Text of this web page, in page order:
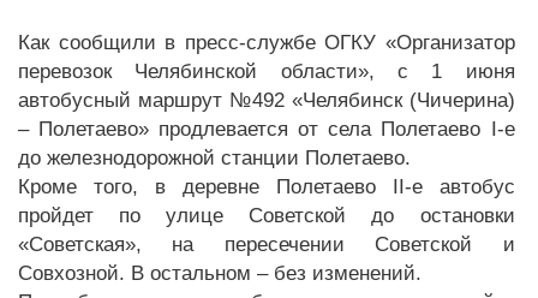
Как сообщили в пресс-службе ОГКУ «Организатор
перевозок Челябинской области», с 1 июня
автобусный маршрут №492 «Челябинск (Чичерина)
– Полетаево» продлевается от села Полетаево I-е
до железнодорожной станции Полетаево.
Кроме того, в деревне Полетаево II-е автобус
пройдет по улице Советской до остановки
«Советская», на пересечении Советской и
Совхозной. В остальном – без изменений.